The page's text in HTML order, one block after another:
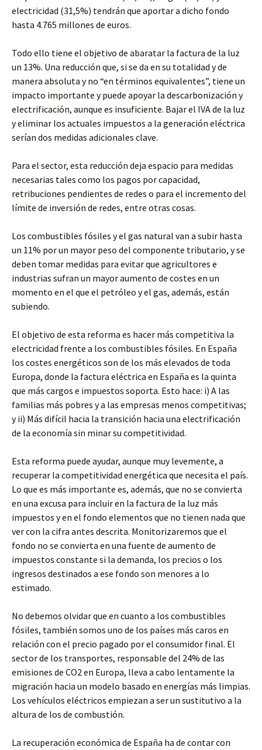
electricidad (31,5%) tendrán que aportar a dicho fondo
hasta 4.765 millones de euros.
Todo ello tiene el objetivo de abaratar la factura de la luz
un 13%. Una reducción que, si se da en su totalidad y de
manera absoluta y no “en términos equivalentes”, tiene un
impacto importante y puede apoyar la descarbonización y
electrificación, aunque es insuficiente. Bajar el IVA de la luz
y eliminar los actuales impuestos a la generación eléctrica
serían dos medidas adicionales clave.
Para el sector, esta reducción deja espacio para medidas
necesarias tales como los pagos por capacidad,
retribuciones pendientes de redes o para el incremento del
límite de inversión de redes, entre otras cosas.
Los combustibles fósiles y el gas natural van a subir hasta
un 11% por un mayor peso del componente tributario, y se
deben tomar medidas para evitar que agricultores e
industrias sufran un mayor aumento de costes en un
momento en el que el petróleo y el gas, además, están
subiendo.
El objetivo de esta reforma es hacer más competitiva la
electricidad frente a los combustibles fósiles. En España
los costes energéticos son de los más elevados de toda
Europa, donde la factura eléctrica en España es la quinta
que más cargos e impuestos soporta. Esto hace: i) A las
familias más pobres y a las empresas menos competitivas;
y ii) Más difícil hacia la transición hacia una electrificación
de la economía sin minar su competitividad.
Esta reforma puede ayudar, aunque muy levemente, a
recuperar la competitividad energética que necesita el país.
Lo que es más importante es, además, que no se convierta
en una excusa para incluir en la factura de la luz más
impuestos y en el fondo elementos que no tienen nada que
ver con la cifra antes descrita. Monitorizaremos que el
fondo no se convierta en una fuente de aumento de
impuestos constante si la demanda, los precios o los
ingresos destinados a ese fondo son menores a lo
estimado.
No debemos olvidar que en cuanto a los combustibles
fósiles, también somos uno de los países más caros en
relación con el precio pagado por el consumidor final. El
sector de los transportes, responsable del 24% de las
emisiones de CO2 en Europa, lleva a cabo lentamente la
migración hacia un modelo basado en energías más limpias.
Los vehículos eléctricos empiezan a ser un sustitutivo a la
altura de los de combustión.
La recuperación económica de España ha de contar con